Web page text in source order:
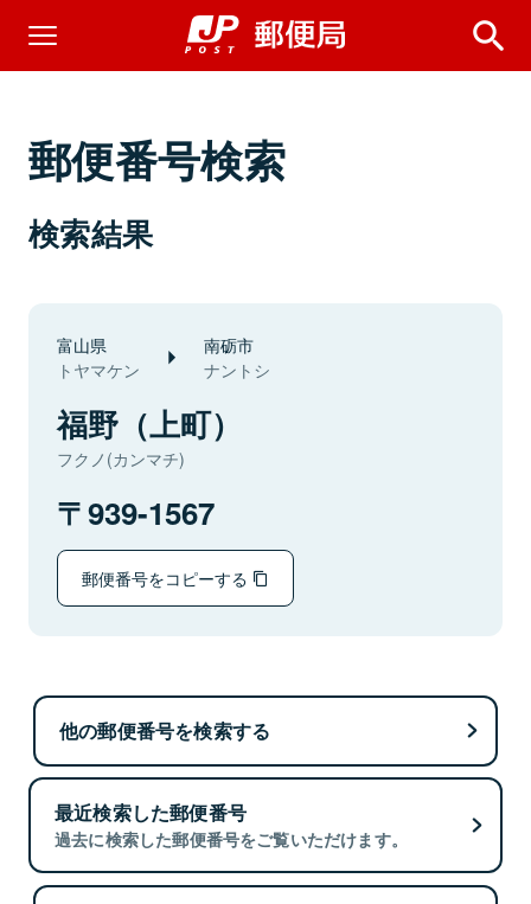
郵便番号検索
検索結果
富山県
トヤマケン
南砺市
ナントシ
福野（上町）
フクノ(カンマチ)
939-1567
郵便番号をコピーする
他の郵便番号を検索する
最近検索した郵便番号
過去に検索した郵便番号をご覧いただけます。